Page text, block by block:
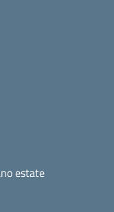
estate